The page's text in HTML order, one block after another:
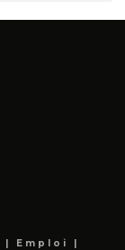
| Emploi
|